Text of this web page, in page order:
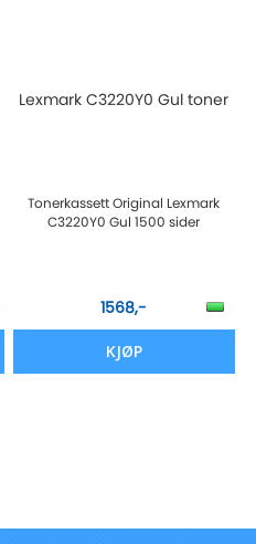
Lexmark C3220Y0 Gul toner
Tonerkassett Original Lexmark
C3220Y0 Gul 1500 sider
1568,-
KJØP